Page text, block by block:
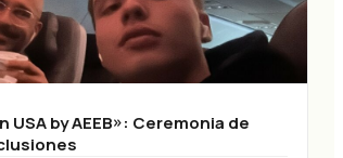
USA by AEEB»: Ceremonia de